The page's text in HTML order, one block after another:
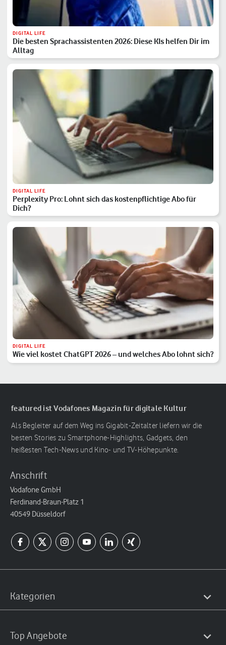
DIGITAL LIFE
Die besten Sprachassistenten 2026: Diese KIs helfen Dir im
Alltag
DIGITAL LIFE
Perplexity Pro: Lohnt sich das kostenpflichtige Abo für
Dich?
DIGITAL LIFE
Wie viel kostet ChatGPT 2026 – und welches Abo lohnt sich?
featured ist Vodafones Magazin für digitale Kultur
Als Begleiter auf dem Weg ins Gigabit-Zeitalter liefern wir die
besten Stories zu Smartphone-Highlights, Gadgets, den
heißesten Tech-News und Kino- und TV-Höhepunkte.
Anschrift
Vodafone GmbH
Ferdinand-Braun-Platz 1
40549 Düsseldorf
Kategorien
Top Angebote